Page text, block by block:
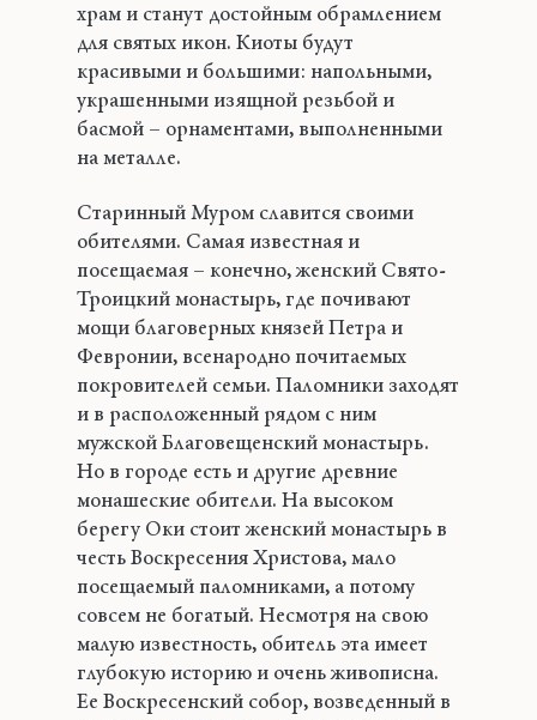
храм и станут достойным обрамлением
для святых икон. Киоты будут
красивыми и большими: напольными,
украшенными изящной резьбой и
басмой – орнаментами, выполненными
на металле.
Старинный Муром славится своими
обителями. Самая известная и
посещаемая – конечно, женский Свято-
Троицкий монастырь, где почивают
мощи благоверных князей Петра и
Февронии, всенародно почитаемых
покровителей семьи. Паломники заходят
и в расположенный рядом с ним
мужской Благовещенский монастырь.
Но в городе есть и другие древние
монашеские обители. На высоком
берегу Оки стоит женский монастырь в
честь Воскресения Христова, мало
посещаемый паломниками, а потому
совсем не богатый. Несмотря на свою
малую известность, обитель эта имеет
глубокую историю и очень живописна.
Ее Воскресенский собор, возведенный в